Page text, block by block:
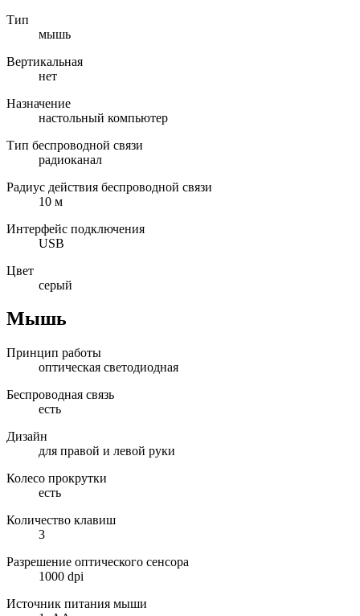
Тип
мышь
Вертикальная
нет
Назначение
настольный компьютер
Тип беспроводной связи
радиоканал
Радиус действия беспроводной связи
10 м
Интерфейс подключения
USB
Цвет
серый
Мышь
Принцип работы
оптическая светодиодная
Беспроводная связь
есть
Дизайн
для правой и левой руки
Колесо прокрутки
есть
Количество клавиш
3
Разрешение оптического сенсора
1000 dpi
Источник питания мыши